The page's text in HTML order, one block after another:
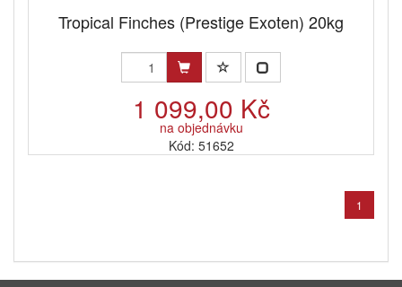
Tropical Finches (Prestige Exoten) 20kg
1 099,00 Kč
na objednávku
Kód: 51652
1